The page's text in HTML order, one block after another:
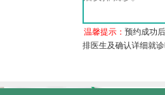
温馨提示：预约成功
排医生及确认详细就诊